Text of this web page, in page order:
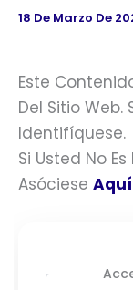
18 De Marzo De
Este
Del Sitio Web.
Identifíquese.
Si Usted No
Asóciese Aquí